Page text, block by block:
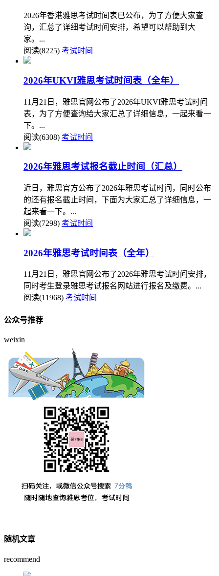
2026年香港雅思考试时间表已公布，为了方便大家查
询，汇总了详细考试时间安排，希望可以帮助到大
家。...
阅读(8225) 考试时间
2026年UKVI雅思考试时间表（全年）
11月21日，雅思官网公布了2026年UKVI雅思考试时间
表，为了方便查询给大家汇总了详细信息，一起来看一
下。...
阅读(6308) 考试时间
2026年雅思考试报名截止时间（汇总）
近日，雅思官方公布了2026年雅思考试时间，同时公布
的还有报名截止时间，下面为大家汇总了详细信息，一
起来看一下。...
阅读(7298) 考试时间
2026年雅思考试时间表（全年）
11月21日，雅思官网公布了2026年雅思考试时间安排，
同时考生登录雅思考试报名网站进行报名及缴费。...
阅读(11968) 考试时间
公众号推荐
weixin
随机文章
recommend